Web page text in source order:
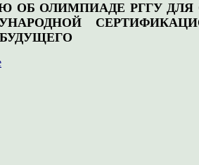
ОБ ОЛИМПИАДЕ РГГУ ДЛЯ